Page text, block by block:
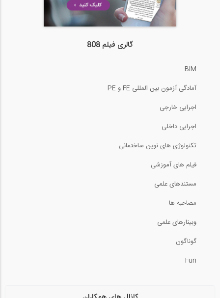
گالری فیلم 808
BIM
آمادگی آزمون بین المللی FE و PE
اجرایی خارجی
اجرایی داخلی
تکنولوژی های نوین ساختمانی
فیلم های آموزشی
مستندهای علمی
مصاحبه ها
وبینارهای علمی
گوناگون
Fun